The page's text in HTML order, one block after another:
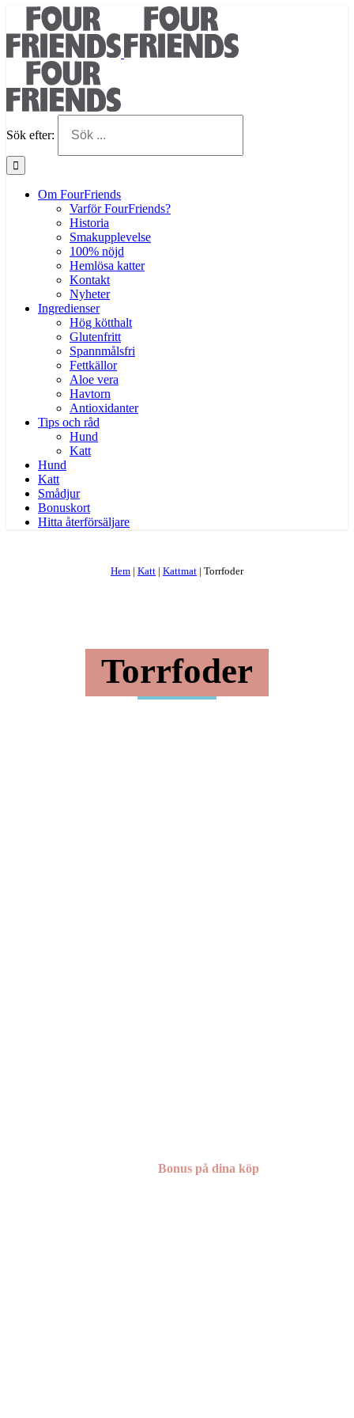
Sök efter:
Om FourFriends
Varför FourFriends?
Historia
Smakupplevelse
100% nöjd
Hemlösa katter
Kontakt
Nyheter
Ingredienser
Hög kötthalt
Glutenfritt
Spannmålsfri
Fettkällor
Aloe vera
Havtorn
Antioxidanter
Tips och råd
Hund
Katt
Hund
Katt
Smådjur
Bonuskort
Hitta återförsäljare
Hem| Katt| Kattmat| Torrfoder
Torrfoder
Bonus på dina köp